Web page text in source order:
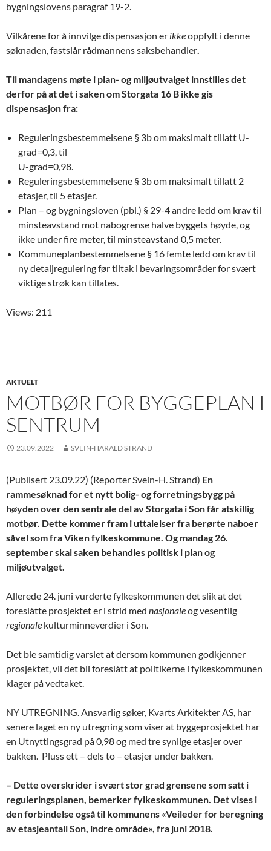
bygningslovens paragraf 19-2.
Vilkårene for å innvilge dispensasjon er ikkeoppfylt i denne
søknaden, fastslår rådmannens saksbehandler.
Til mandagens møte i plan- og miljøutvalget innstilles det
derfor på at det i saken om Storgata 16 B ikke gis
dispensasjon fra:
Reguleringsbestemmelsene § 3b om maksimalt tillatt U-
grad=0,3, til
U-grad=0,98.
Reguleringsbestemmelsene § 3b om maksimalt tillatt 2
etasjer, til 5 etasjer.
Plan – og bygningsloven (pbl.) § 29-4 andre ledd om krav til
minsteavstand mot nabogrense halve byggets høyde, og
ikke under fire meter, til minsteavstand 0,5 meter.
Kommuneplanbestemmelsene § 16 femte ledd om krav til
ny detaljregulering før tiltak i bevaringsområder for svært
viktige strøk kan tillates.
Views: 211
AKTUELT
MOTBØR FOR BYGGEPLAN I
SENTRUM
23.09.2022 SVEIN-HARALD STRAND
(Publisert 23.09.22) (Reporter Svein-H. Strand) En
rammesøknad for et nytt bolig- og forretningsbygg på
høyden over den sentrale del av Storgata i Son får atskillig
motbør. Dette kommer fram i uttalelser fra berørte naboer
såvel som fra Viken fylkeskommune. Og mandag 26.
september skal saken behandles politisk i plan og
miljøutvalget.
Allerede 24. juni vurderte fylkeskommunen det slik at det
foreslåtte prosjektet er i strid med nasjonaleog vesentlig
regionale kulturminneverdier i Son.
Det ble samtidig varslet at dersom kommunen godkjenner
prosjektet, vil det bli foreslått at politikerne i fylkeskommunen
klager på vedtaket.
NY UTREGNING. Ansvarlig søker, Kvarts Arkitekter AS, har
senere laget en ny utregning som viser at byggeprosjektet har
en Utnyttingsgrad på 0,98 og med tre synlige etasjer over
bakken. Pluss ett – dels to – etasjer under bakken.
– Dette overskrider i svært stor grad grensene som satt i
reguleringsplanen, bemerker fylkeskommunen. Det vises i
den forbindelse også til kommunens «Veileder for beregning
av etasjeantall Son, indre område», fra juni 2018.